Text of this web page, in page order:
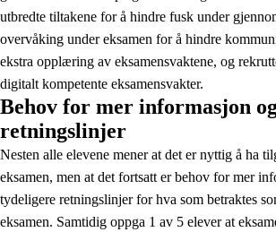
utbredte tiltakene for å hindre fusk under
overvåking under eksamen for å hindre
ekstra opplæring av eksamensvaktene, og
digitalt kompetente eksamensvakter.
Behov for mer informasjon
retningslinjer
Nesten alle elevene mener at det er nyttig å ha
eksamen, men at det fortsatt er behov for mer
tydeligere retningslinjer for hva som betraktes
eksamen. Samtidig oppga 1 av 5 elever at